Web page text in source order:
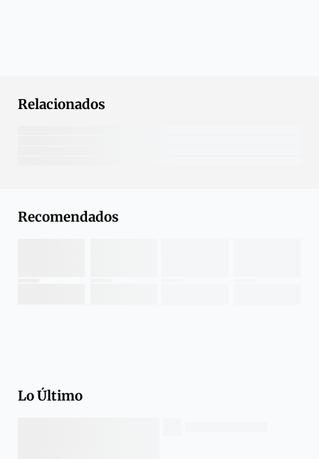
Relacionados
Recomendados
Lo Último